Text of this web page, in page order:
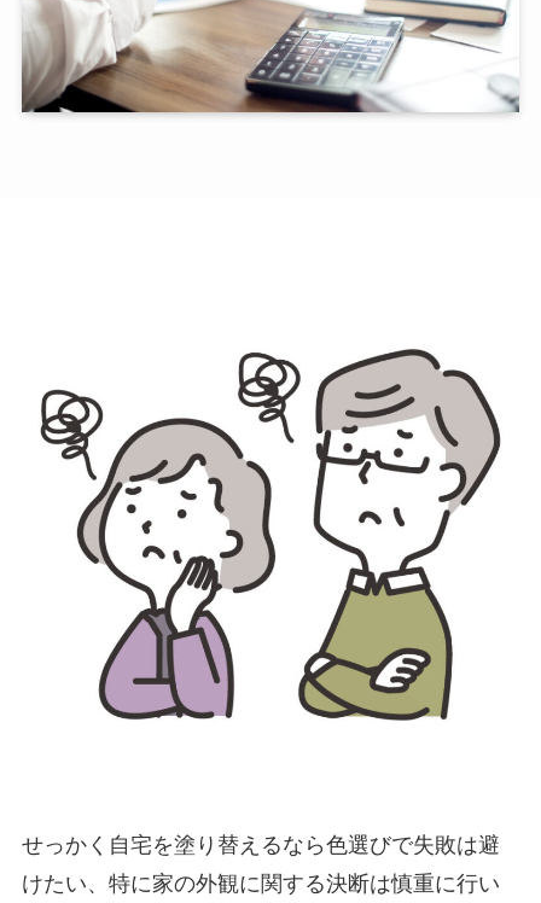
せっかく自宅を塗り替えるなら色選びで失敗は避
けたい、特に家の外観に関する決断は慎重に行い